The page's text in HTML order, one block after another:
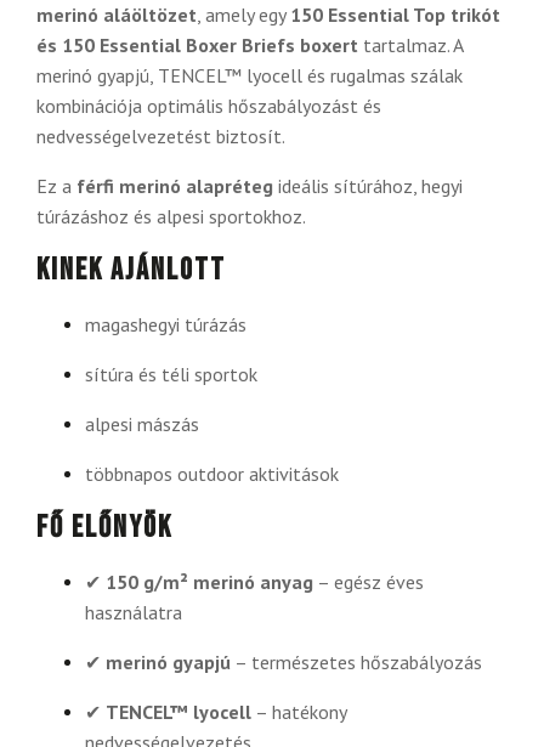
merinó aláöltözet , amely egy 150 Essential Top trikót
és 150 Essential Boxer Briefs boxert tartalmaz. A
merinó gyapjú, TENCEL™ lyocell és rugalmas szálak
kombinációja optimális hőszabályozást és
nedvességelvezetést biztosít.
Ez a férfi merinó alapréteg ideális sítúrához, hegyi
túrázáshoz és alpesi sportokhoz.
Kinek ajánlott
magashegyi túrázás
sítúra és téli sportok
alpesi mászás
többnapos outdoor aktivitások
Fő előnyök
✔ 150 g/m² merinó anyag – egész éves
használatra
✔ merinó gyapjú – természetes hőszabályozás
✔ TENCEL™ lyocell – hatékony
nedvességelvezetés